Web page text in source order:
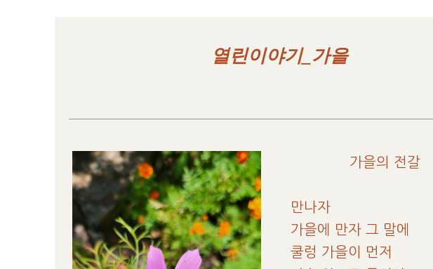
열린이야기_가을
가을의 전갈
만나자
가을에 만자 그 말에
쿨렁 가을이 먼저